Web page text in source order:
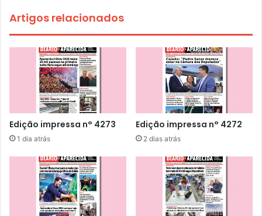
Artigos relacionados
Edição impressa n° 4273
1 dia atrás
Edição impressa n° 4272
2 dias atrás